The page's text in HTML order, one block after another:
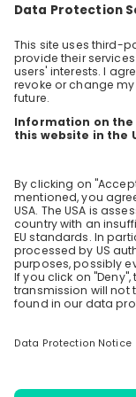
Verantwortung,
mehr. Diese
Arbeitgeberclaim
Stay